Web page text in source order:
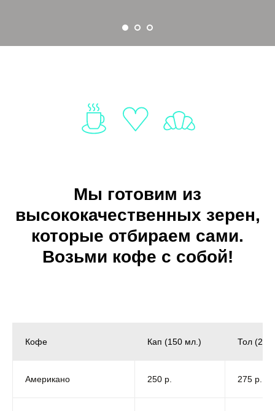
Мы готовим из
высококачественных зерен,
которые отбираем сами.
Возьми кофе с собой!
Кофе Кап (150 мл.) Тол
Американо 250 р. 275 р.